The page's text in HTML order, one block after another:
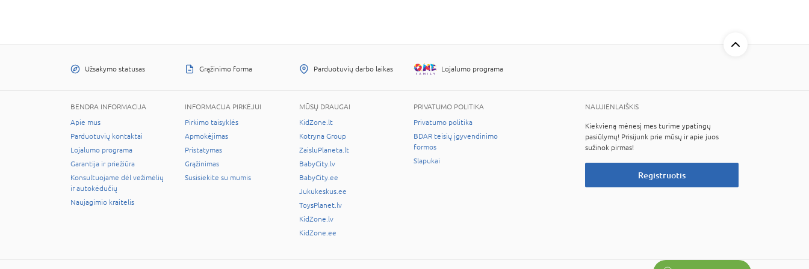
Užsakymo statusas Grąžinimo forma Parduotuvių darbo laikas Lojalumo programa
BENDRA INFORMACIJA
Apie mus
Parduotuvių kontaktai
Lojalumo programa
Garantija ir priežiūra
Konsultuojame dėl vežimėlių
ir autokėdučių
Naujagimio kraitelis
INFORMACIJA PIRKĖJUI
Pirkimo taisyklės
Apmokėjimas
Pristatymas
Grąžinimas
Susisiekite su mumis
MŪSŲ DRAUGAI
KidZone.lt
Kotryna Group
ZaisluPlaneta.lt
BabyCity.lv
BabyCity.ee
Jukukeskus.ee
ToysPlanet.lv
KidZone.lv
KidZone.ee
PRIVATUMO POLITIKA
Privatumo politika
BDAR teisių įgyvendinimo
formos
Slapukai
NAUJIENLAIŠKIS
Kiekvieną mėnesį mes turime ypatingų
pasiūlymų! Prisijunk prie mūsų ir apie juos
sužinok pirmas!
Registruotis